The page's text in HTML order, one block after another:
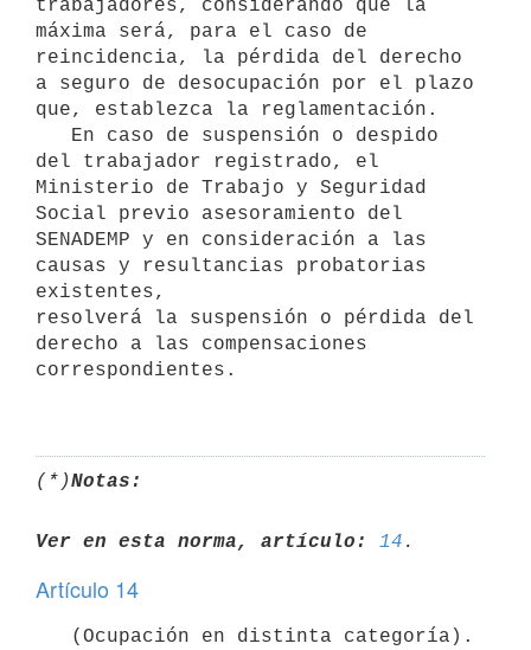
trabajadores, considerando que la
máxima será, para el caso de
reincidencia, la pérdida del derecho
a seguro de desocupación por el plazo
que, establezca la reglamentación.
del trabajador registrado, el
Ministerio de Trabajo y Seguridad
Social previo asesoramiento del
SENADEMP y en consideración a las
causas y resultancias probatorias
existentes,
resolverá la suspensión o pérdida del
derecho a las compensaciones
correspondientes.
(*)Notas:
Ver en esta norma, artículo: 14
Artículo 14